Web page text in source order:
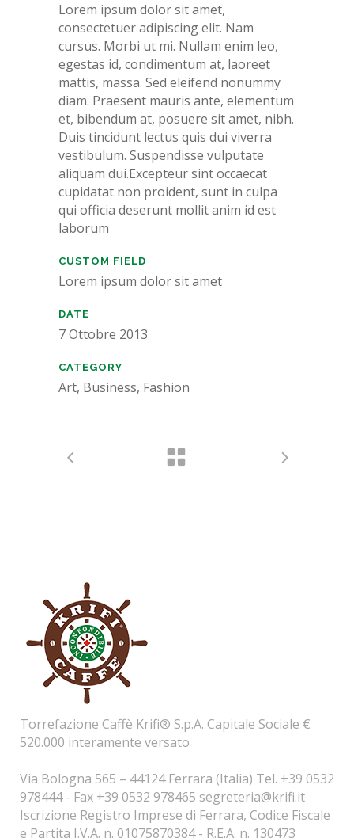
Lorem ipsum dolor sit amet,
consectetuer adipiscing elit. Nam
cursus. Morbi ut mi. Nullam enim leo,
egestas id, condimentum at, laoreet
mattis, massa. Sed eleifend nonummy
diam. Praesent mauris ante, elementum
et, bibendum at, posuere sit amet, nibh.
Duis tincidunt lectus quis dui viverra
vestibulum. Suspendisse vulputate
aliquam dui.Excepteur sint occaecat
cupidatat non proident, sunt in culpa
qui officia deserunt mollit anim id est
laborum
CUSTOM FIELD
Lorem ipsum dolor sit amet
DATE
7 Ottobre 2013
CATEGORY
Art, Business, Fashion
Torrefazione Caffè Krifi® S.p.A. Capitale Sociale €
520.000 interamente versato
Via Bologna 565 – 44124 Ferrara (Italia) Tel. +39 0532
978444 - Fax +39 0532 978465 segreteria@krifi.it
Iscrizione Registro Imprese di Ferrara, Codice Fiscale
e Partita I.V.A. n. 01075870384 - R.E.A. n. 130473